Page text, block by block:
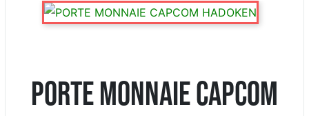
PORTE MONNAIE CAPCOM